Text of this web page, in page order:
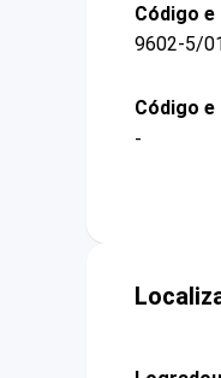
Código
9602-5/
Código
-